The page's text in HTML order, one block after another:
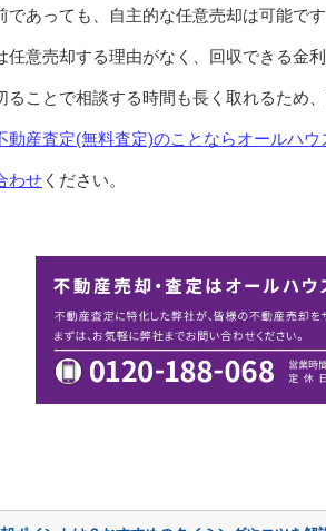
あっても、自主的な任意売却は可能です
任意売却する理由がなく、回収できる金
ことで相談する時間も長く取れるため
動産査定(無料査定)のことならオールハウ
わせ ください。